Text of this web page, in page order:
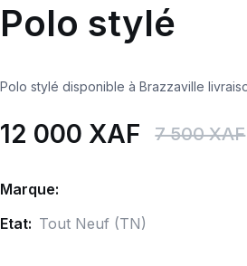
Polo stylé
12 000 XAF 7 500 XAF
Marque:
Etat: Tout Neuf (TN)